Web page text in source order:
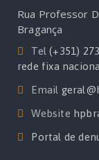
Rua Professor
Bragança
Tel(+351)
rede fixa
Email
Website
Portal de